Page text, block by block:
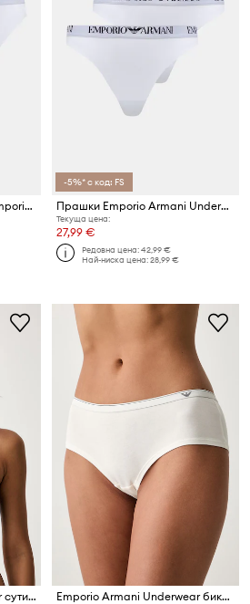
Бикини тип бразилиана Emporio Armani Underwear (2 броя)
-5%* с код: FS
Прашки Emporio Armani Underwear (2 броя)
Текуща цена:
27,99 €
Редовна цена:42,99 €
Най-ниска цена:28,99 €
Emporio Armani Underwear сутиен от дантела
Emporio Armani Underwear бикини дамски от памук с еластан